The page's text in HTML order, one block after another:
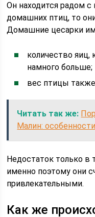
Он находится радом с
домашних птиц, то
Домашние цесарки
количество
намного больше;
вес птицы
Читать так же:
Малин:
Недостаток только в
именно поэтому они
привлекательными.
Как же